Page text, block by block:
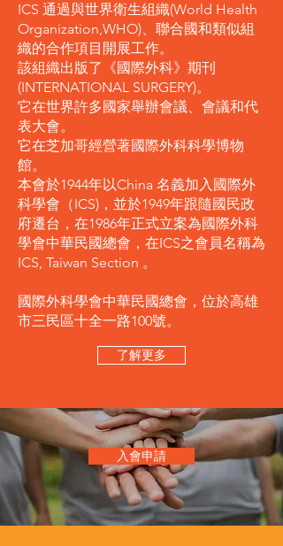
ICS 通過與世界衛生組織(World Health
Organization,WHO)、聯合國和類似組
織的合作項目開展工作。
該組織出版了《國際外科》期刊
(INTERNATIONAL SURGERY)。
它在世界許多國家舉辦會議、會議和代
表大會。
它在芝加哥經營著國際外科科學博物
館。
本會於1944年以China 名義加入國際外
科學會（ICS)，並於1949年跟隨國民政
府遷台，在1986年正式立案為國際外科
學會中華民國總會，在ICS之會員名稱為
ICS, Taiwan Section 。
國際外科學會中華民國總會，位於高雄
市三民區十全一路100號。
了解更多
入會申請